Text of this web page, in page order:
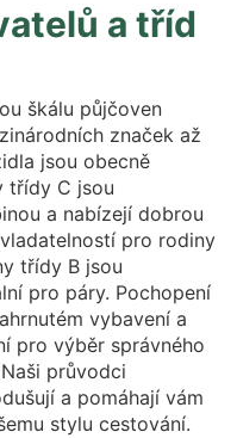
a tříd
škálu půjčoven
značek až
jsou obecně
třídy C jsou
a nabízejí dobrou
pro rodiny
třídy B jsou
pro páry. Pochopení
vybavení a
pro výběr správného
průvodci
a pomáhají vám
stylu cestování.